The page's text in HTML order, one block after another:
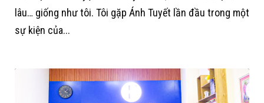
lâu… giống như tôi. Tôi gặp Ánh Tuyết lần đầu trong một
sự kiện của...